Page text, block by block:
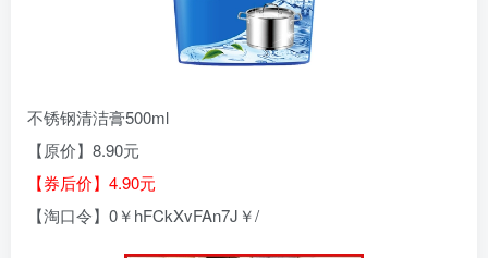
不锈钢清洁膏500ml
【原价】8.90元
【券后价】4.90元
【淘口令】0￥hFCkXvFAn7J￥/